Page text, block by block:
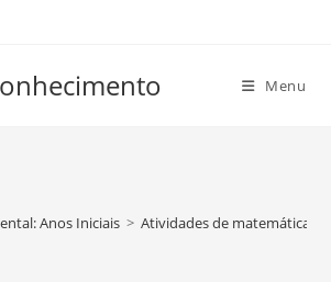
Menu
Anos Iniciais > Atividades de matemática